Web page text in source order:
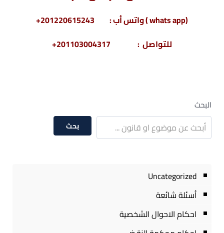
(whats app ) واتس أب : 201220615243+
للتواصل : 201103004317+
البحث
بحث
Uncategorized
أسئلة شائعة
احكام الاحوال الشخصية